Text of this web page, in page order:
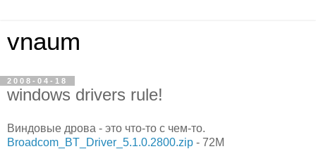
vnaum
2008-04-18
windows drivers rule!
Виндовые дрова - это что-то с чем-то.
Broadcom_BT_Driver_5.1.0.2800.zip - 72M